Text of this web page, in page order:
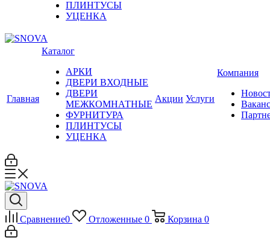
ПЛИНТУСЫ
УЦЕНКА
Главная
Каталог
АРКИ
ДВЕРИ ВХОДНЫЕ
ДВЕРИ
МЕЖКОМНАТНЫЕ
ФУРНИТУРА
ПЛИНТУСЫ
УЦЕНКА
Акции Услуги
Компания
Сравнение0 Отложенные 0 Корзина 0